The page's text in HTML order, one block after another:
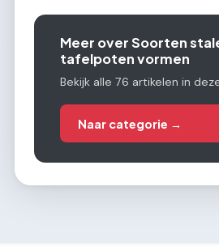
Meer over Soorten
tafelpoten vormen
Bekijk alle 76 artikelen in
Naar categorie →